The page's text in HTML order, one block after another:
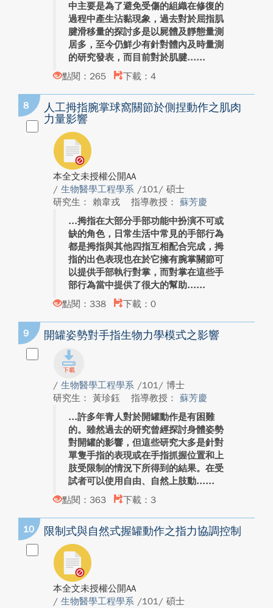
中主要是為了避免受傷的組織在修復的
過程中產生沾黏現象，過去對於屈指肌
腱滑移量的探討多是以屍體及靜態量測
居多，至今仍鮮少有針對體內及時量測
的研究發表，而目前對於肌腱...
點閱：265
下載：4
8
人工拇指腕掌球窩關節於側捏動作之肌肉
力量影響
本全文未授權公開AA
/ 生物醫學工程學系 /101/ 碩士
研究生： 賴韋戎
指導教授： 蘇芳慶
拇指在大部分手部功能中扮演不可或
缺的角色，日常生活中常見的手部行為
都是拇指與其他四指互相配合完成，拇
指的出色表現也在於它擁有腕掌關節可
以提供手部執行對掌，而對掌在這些手
部行為當中提供了很大的幫助...
點閱：338
下載：0
9 開罐姿勢對手指生物力學模式之影響
/ 生物醫學工程學系 /101/ 博士
研究生： 黃珍鈺
指導教授： 蘇芳慶
許多年青人對於開罐動作是有困難
的。雖然過去的研究曾經探討身體姿勢
對開罐的影響，但這些研究大多是針對
單隻手指的表現或在手指抓握位置和上
肢受限制的情況下所得到的結果。在受
試者可以使用自由、自然上肢動...
點閱：363
下載：3
10 限制式與自然式握罐動作之指力協調控制
本全文未授權公開AA
/ 生物醫學工程學系 /101/ 碩士